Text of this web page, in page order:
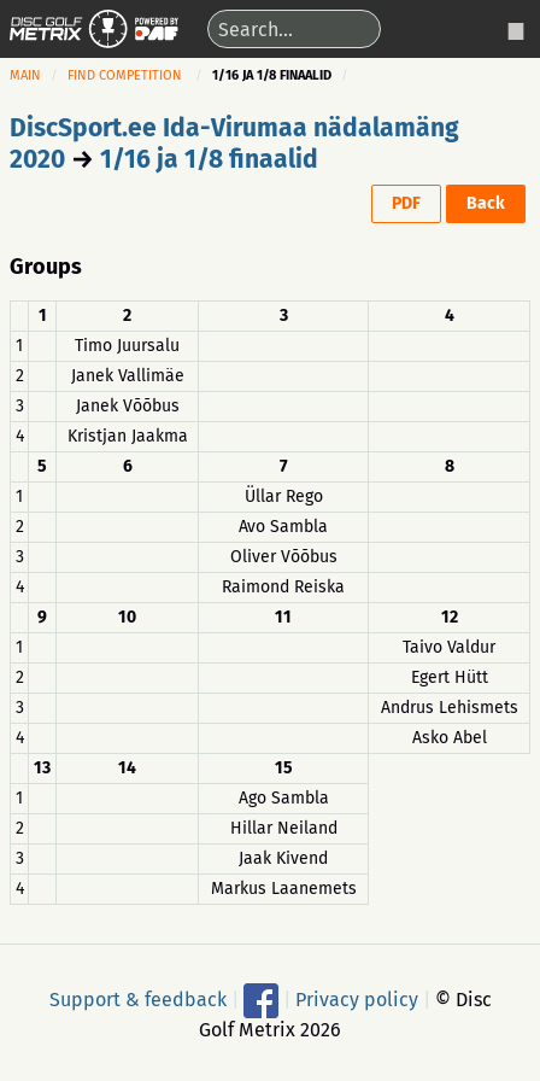
MAIN FIND COMPETITION 1/16 JA 1/8 FINAALID
DiscSport.ee Ida-Virumaa nädalamäng
2020 → 1/16 ja 1/8 finaalid
PDF Back
Groups
1 2 3
4
1
Timo Juursalu
2
Janek Vallimäe
3
Janek Võõbus
4
Kristjan Jaakma
5
6 7
8
1
Üllar Rego
2
Avo Sambla
3
Oliver Võõbus
4
Raimond Reiska
9
10 11
12
1
Taivo Valdur
2
Egert Hütt
3
Andrus Lehismets
4
Asko Abel
13
14
15
1
Ago Sambla
2
Hillar Neiland
3
Jaak Kivend
4
Markus Laanemets
Support & feedback Privacy policy
© Disc
Golf Metrix 2026